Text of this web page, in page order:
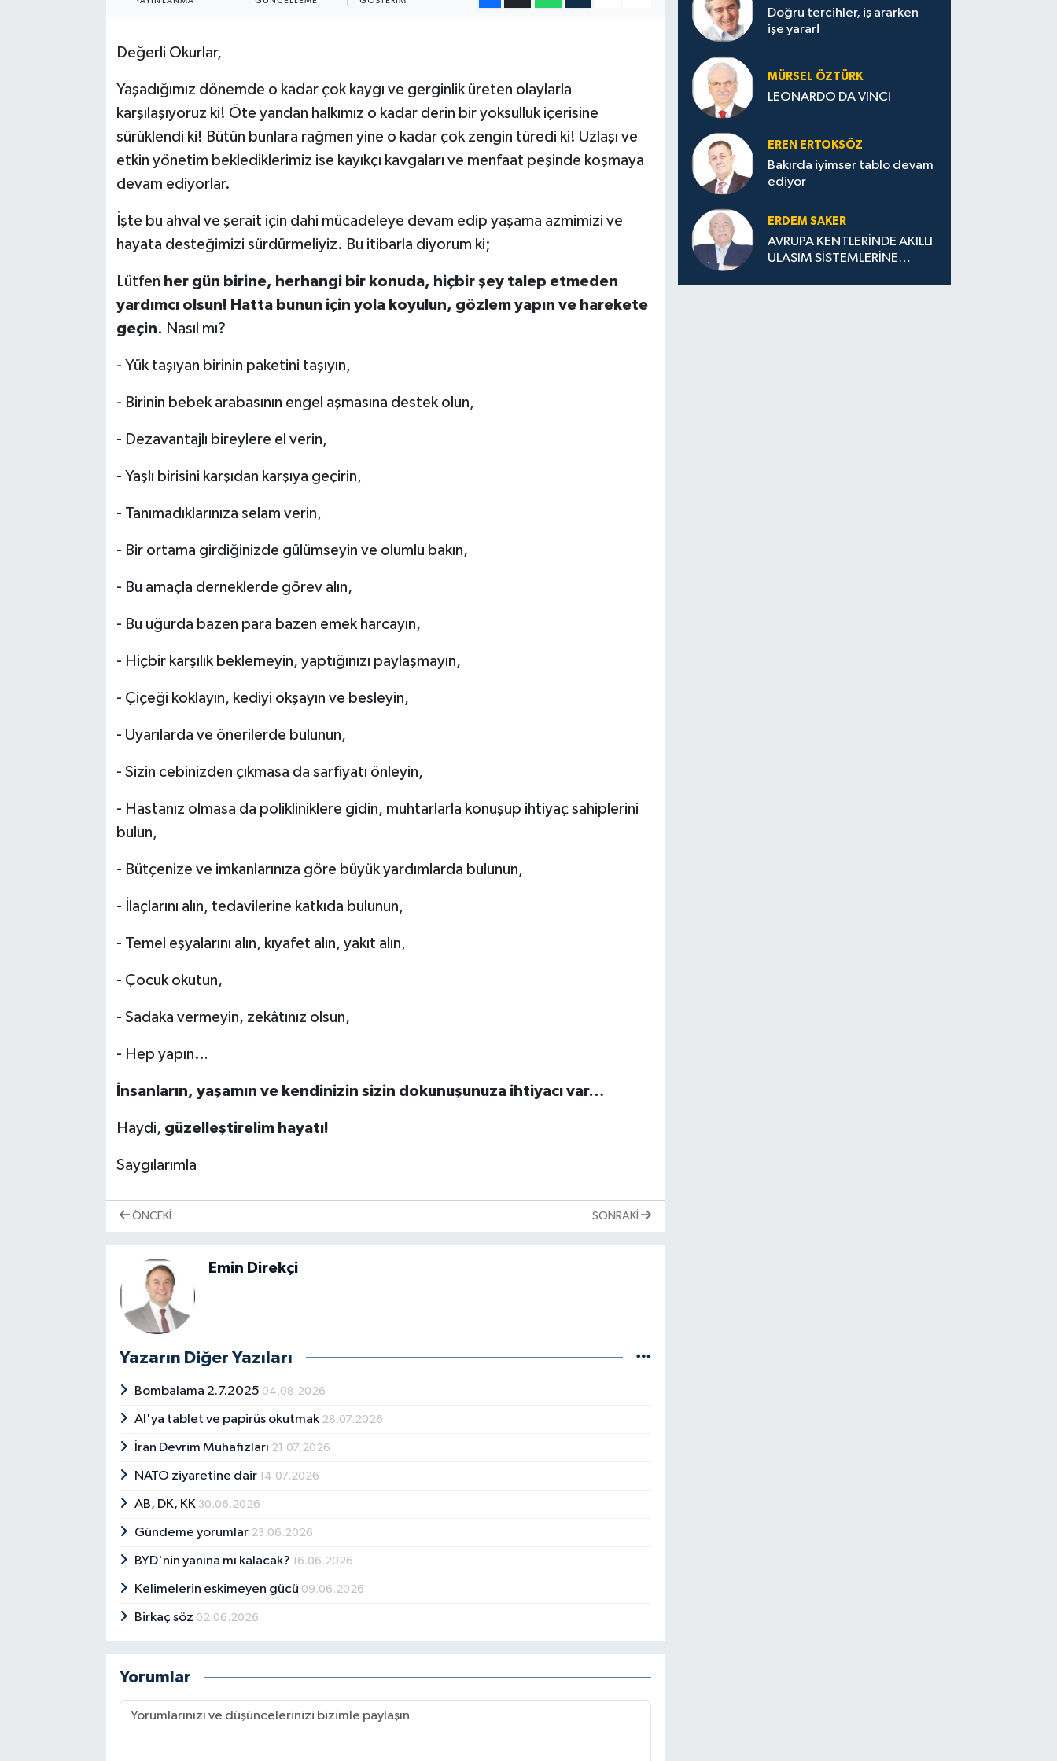
Değerli Okurlar,
Yaşadığımız dönemde o kadar çok kaygı ve gerginlik üreten olaylarla
karşılaşıyoruz ki! Öte yandan halkımız o kadar derin bir yoksulluk içerisine
sürüklendi ki! Bütün bunlara rağmen yine o kadar çok zengin türedi ki! Uzlaşı ve
etkin yönetim beklediklerimiz ise kayıkçı kavgaları ve menfaat peşinde koşmaya
devam ediyorlar.
İşte bu ahval ve şerait için dahi mücadeleye devam edip yaşama azmimizi ve
hayata desteğimizi sürdürmeliyiz. Bu itibarla diyorum ki;
Lütfen her gün birine, herhangi bir konuda, hiçbir şey talep etmeden
yardımcı olsun! Hatta bunun için yola koyulun, gözlem yapın ve harekete
geçin. Nasıl mı?
- Yük taşıyan birinin paketini taşıyın,
- Birinin bebek arabasının engel aşmasına destek olun,
- Dezavantajlı bireylere el verin,
- Yaşlı birisini karşıdan karşıya geçirin,
- Tanımadıklarınıza selam verin,
- Bir ortama girdiğinizde gülümseyin ve olumlu bakın,
- Bu amaçla derneklerde görev alın,
- Bu uğurda bazen para bazen emek harcayın,
- Hiçbir karşılık beklemeyin, yaptığınızı paylaşmayın,
- Çiçeği koklayın, kediyi okşayın ve besleyin,
- Uyarılarda ve önerilerde bulunun,
- Sizin cebinizden çıkmasa da sarfiyatı önleyin,
- Hastanız olmasa da polikliniklere gidin, muhtarlarla konuşup ihtiyaç sahiplerini
bulun,
- Bütçenize ve imkanlarınıza göre büyük yardımlarda bulunun,
- İlaçlarını alın, tedavilerine katkıda bulunun,
- Temel eşyalarını alın, kıyafet alın, yakıt alın,
- Çocuk okutun,
- Sadaka vermeyin, zekâtınız olsun,
- Hep yapın…
İnsanların, yaşamın ve kendinizin sizin dokunuşunuza ihtiyacı var…
Haydi, güzelleştirelim hayatı!
Saygılarımla
ÖNCEKI SONRAKI
Emin Direkçi
Yazarın Diğer Yazıları
Bombalama 2.7.2025 04.08.2026
AI'ya tablet ve papirüs okutmak 28.07.2026
İran Devrim Muhafızları 21.07.2026
NATO ziyaretine dair 14.07.2026
AB, DK, KK 30.06.2026
Gündeme yorumlar 23.06.2026
BYD'nin yanına mı kalacak? 16.06.2026
Kelimelerin eskimeyen gücü 09.06.2026
Birkaç söz 02.06.2026
Yorumlar
Doğru tercihler, iş ararken
işe yarar!
MÜRSEL ÖZTÜRK
LEONARDO DA VINCI
EREN ERTOKSÖZ
Bakırda iyimser tablo devam
ediyor
ERDEM SAKER
AVRUPA KENTLERİNDE AKILLI
ULAŞIM SİSTEMLERİNE